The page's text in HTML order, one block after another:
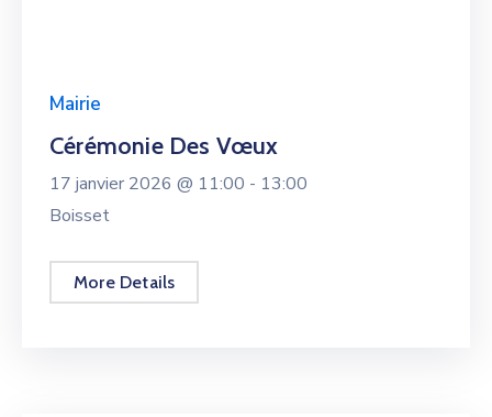
Mairie
Cérémonie Des Vœux
17 janvier 2026 @ 11:00 - 13:00
Boisset
More Details